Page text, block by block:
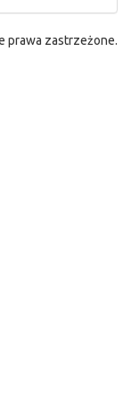
prawa zastrzeżone.